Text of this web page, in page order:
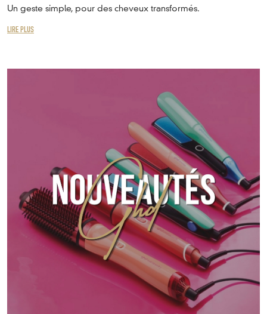
Un geste simple, pour des cheveux transformés.
LIRE PLUS